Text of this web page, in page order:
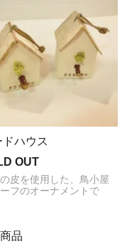
ドハウス
OUT
皮を使用した、鳥小屋
フのオーナメントで
商品